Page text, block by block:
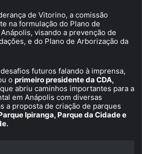
de Vitorino, a comissão
na formulação do Plano de
visando a prevenção de
e do Plano de Arborização da
futuros falando à imprensa,
o primeiro presidente da CDA,
que abriu caminhos importantes para a
em Anápolis com diversas
a proposta de criação de parques
Ipiranga, Parque da Cidade e